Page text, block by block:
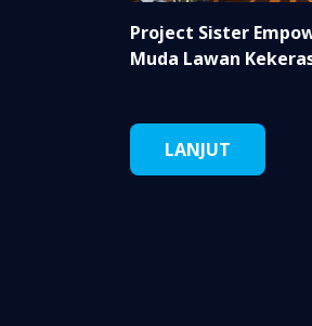
Project Sister
Muda Lawan
LANJUT